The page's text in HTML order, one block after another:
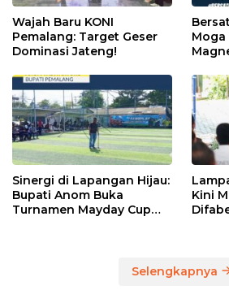
Wajah Baru KONI
Pemalang: Target Geser
Dominasi Jateng!
Moga
Sinergi di Lapangan Hijau:
Bupati Anom Buka
Turnamen Mayday Cup
Kini
Selengkapnya